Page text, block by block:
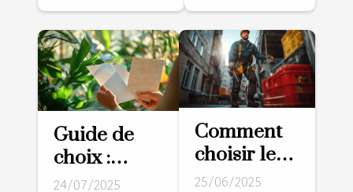
Guide de
choix :
sélectionner
24/07/2025
Comment
choisir le
bon service
25/06/2025